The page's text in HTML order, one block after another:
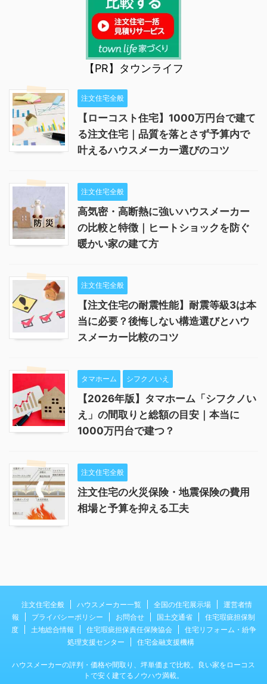
【PR】タウンライフ
注文住宅全般
【ローコスト住宅】1000万円台で建て
る注文住宅｜品質を落とさず予算内で
叶えるハウスメーカー選びのコツ
注文住宅全般
高気密・高断熱に強いハウスメーカー
の比較と特徴｜ヒートショックを防ぐ
暖かい家の建て方
注文住宅全般
【注文住宅の耐震性能】耐震等級3は本
当に必要？後悔しない構造選びとハウ
スメーカー比較のコツ
タマホーム シフクノいえ
【2026年版】タマホーム「シフクノい
え」の間取りと総額の目安｜本当に
1000万円台で建つ？
注文住宅全般
注文住宅の火災保険・地震保険の費用
相場と予算を抑える工夫
注文住宅全般 ハウスメーカー一覧 全国の住宅展示場
運営者情
報
プライバシーポリシー お問合せ 国土交通省
住宅瑕疵担保制
度
土地総合情報 住宅瑕疵担保責任保険協会
住宅リフォーム・紛争
処理支援センター
住宅金融支援機構
ハウスメーカーの評判・価格や間取り、坪単価まで比較。良い家をローコス
トで安く建てるノウハウ満載。